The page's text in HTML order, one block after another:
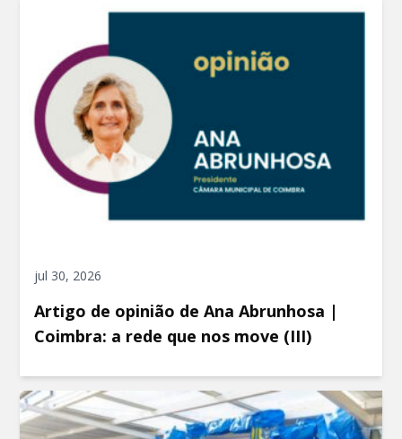
jul 30, 2026
Artigo de opinião de Ana Abrunhosa |
Coimbra: a rede que nos move (III)